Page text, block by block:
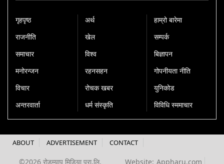
गृहपृष्‍ठ
राजनीति
समाचार
मनोरन्जन
विचार
अन्तरवार्ता
अर्थ
खेल
विश्व
रहनसहन
रोचक खबर
धर्म संस्कृति
हाम्रो बारेमा
सम्पर्क
बिज्ञापन
गोपनीयता नीति
युनिकोड
विविधि स्ममाचार
ABOUT ADVERTISEMENT CONTACT
©2026 रोडम्याप मिडिया प्रा.लि. Website: Appharu.com